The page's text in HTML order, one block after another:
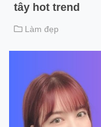
tây hot trend
Làm đẹp